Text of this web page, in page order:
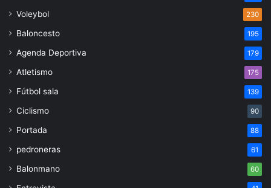
Voleybol 230
Baloncesto 195
Agenda Deportiva 179
Atletismo 175
Fútbol sala 139
Ciclismo 90
Portada 88
pedroneras 61
Balonmano 60